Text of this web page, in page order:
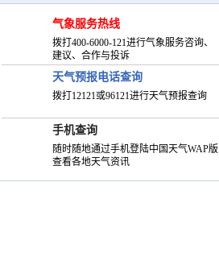
气象服务热线
拨打400-6000-121进行气象服务咨询、
建议、合作与投诉
天气预报电话查询
拨打12121或96121进行天气预报查询
手机查询
随时随地通过手机登陆中国天气WAP版
查看各地天气资讯